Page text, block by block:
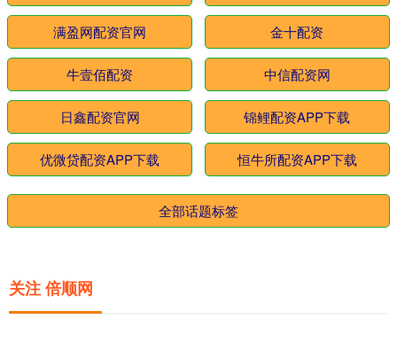
满盈网配资官网 金十配资
牛壹佰配资 中信配资网
日鑫配资官网 锦鲤配资APP下载
优微贷配资APP下载 恒牛所配资APP下载
全部话题标签
关注 倍顺网